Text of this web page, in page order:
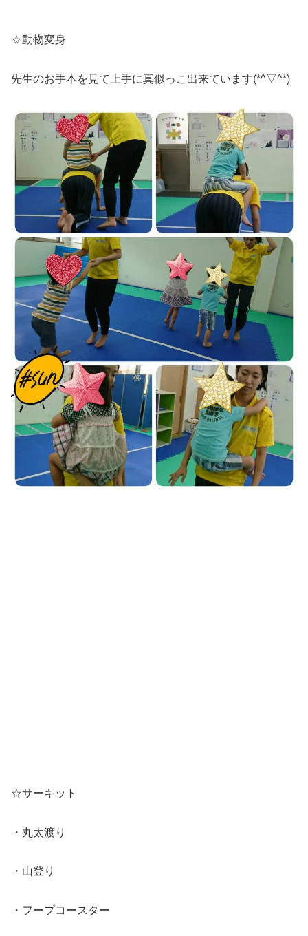
☆動物変身
先生のお手本を見て上手に真似っこ出来ています(*^▽^*)
☆サーキット
・丸太渡り
・山登り
・フープコースター